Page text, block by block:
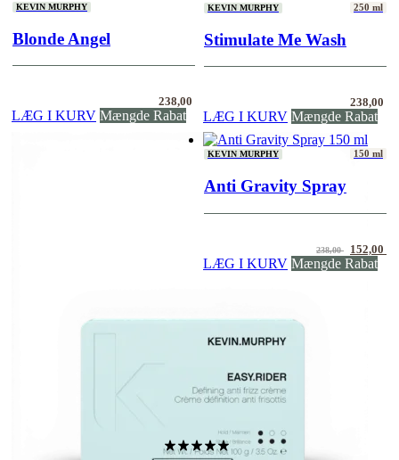
KEVIN MURPHY
Blonde Angel
238,00
LÆG I KURV Mængde Rabat
KEVIN MURPHY 250 ml
Stimulate Me Wash
238,00
LÆG I KURV Mængde Rabat
KEVIN MURPHY 150 ml
Anti Gravity Spray
238,00
Den
pris
152,00
LÆG I KURV Mængde Rabat